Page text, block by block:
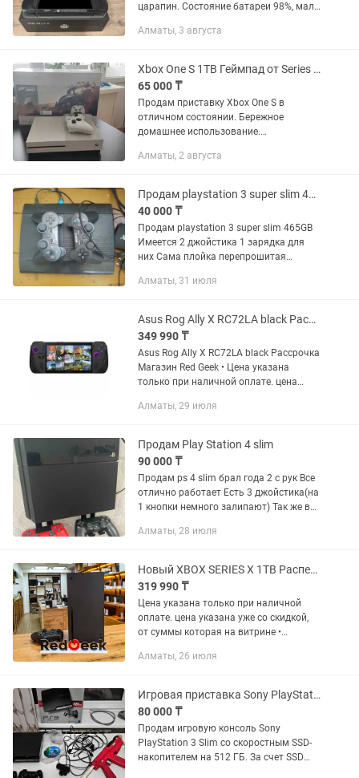
царапин. Состояние батареи 98%, мало
Bazzite OS (аналог steam os). Ключ
Алматы, 3 августа
Xbox One S 1TB Геймпад от Series X/S
65 000 ₸
Продам приставку Xbox One S в
отличном состоянии. Бережное
домашнее использование.
TB). Геймпад нового поколения (от
Алматы, 2 августа
Продам playstation 3 super slim 465gb
40 000 ₸
Продам playstation 3 super slim 465GB
Имеется 2 джойстика 1 зарядка для
них Сама плойка перепрошитая
шумит , работает хорошо , джойстики
Алматы, 31 июля
Asus Rog Ally X RC72LA black Рассрочка Магазин Red Geek
349 990 ₸
Asus Rog Ally X RC72LA black Рассрочка
Магазин Red Geek • Цена указана
только при наличной оплате. цена
которая на витрине • Рассрочка 0-0-12
Алматы, 29 июля
Продам Play Station 4 slim
90 000 ₸
Продам ps 4 slim брал года 2 с рук Все
отлично работает Есть 3 джойстика(на
1 кнопки немного залипают) Так же в
Алматы, 28 июля
Новый XBOX SERIES X 1TB Распечатанный Рассрочка Магазин Red Geek
319 990 ₸
Цена указана только при наличной
оплате. цена указана уже со скидкой,
от суммы которая на витрине •
Гарантия -12 месяцев • Новый XBOX
Алматы, 26 июля
Игровая приставка Sony PlayStation 3 Slim 512GB SSD.Игры. Выбор комплекта
80 000 ₸
Продам игровую консоль Sony
PlayStation 3 Slim со скоростным SSD-
накопителем на 512 ГБ. За счет SSD